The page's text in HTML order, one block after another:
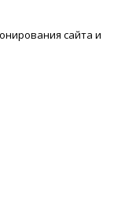
сайта и